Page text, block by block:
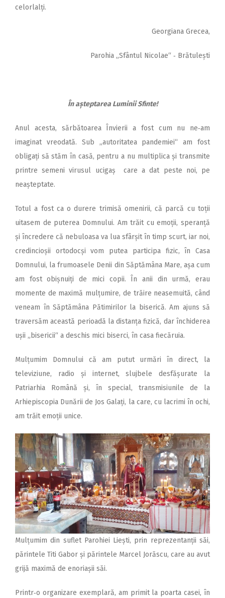
celorlalți.
Georgiana Grecea,
Parohia „Sfântul Nicolae“ ‑ Brătulești
În așteptarea Luminii Sfinte!
Anul acesta, sărbătoarea Învierii a fost cum nu ne‑am
imaginat vreodată. Sub ,,autoritatea pandemiei“ am fost
obligați să stăm în casă, pentru a nu multiplica și transmite
printre semeni virusul ucigaș care a dat peste noi, pe
neașteptate.
Totul a fost ca o durere trimisă omenirii, că parcă cu toții
uitasem de puterea Domnului. Am trăit cu emoții, speranță
și încredere că nebuloasa va lua sfârșit în timp scurt, iar noi,
credincioșii ortodocși vom putea participa fizic, în Casa
Domnului, la frumoasele Denii din Săptămâna Mare, așa cum
am fost obișnuiți de mici copii. În anii din urmă, erau
momente de maximă mulțumire, de trăire neasemuită, când
veneam în Săptămâna Pătimirilor la biserică. Am ajuns să
traversăm această perioadă la distanța fizică, dar închiderea
ușii „bisericii“ a deschis mici biserci, în casa fiecăruia.
Mulțumim Domnului că am putut urmări în direct, la
televiziune, radio și internet, slujbele desfășurate la
Patriarhia Română și, în special, transmisiunile de la
Arhiepiscopia Dunării de Jos Galați, la care, cu lacrimi în ochi,
am trăit emoții unice.
Mulțumim din suflet Parohiei Liești, prin reprezentanții săi,
părintele Titi Gabor și părintele Marcel Jorăscu, care au avut
grijă maximă de enoriașii săi.
Printr‑o organizare exemplară, am primit la poarta casei, în